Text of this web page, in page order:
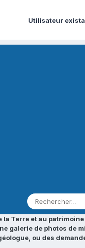
Utilisateur
Terre et au
galerie de photos de
ou des